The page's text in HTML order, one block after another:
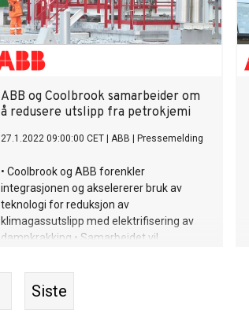
ABB og Coolbrook samarbeider om
å redusere utslipp fra petrokjemi
27.1.2022 09:00:00 CET ABB Pressemelding
• Coolbrook og ABB forenkler
integrasjonen og akselererer bruk av
teknologi for reduksjon av
klimagassutslipp med elektrifisering av
dampkrakking • Samarbeidet vil
energiforbruket med 30 prosent og øke
produksjonen av etylen med 20 prosent •
Siste